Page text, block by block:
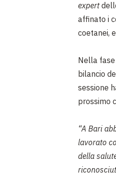
expert
affinato i
coetanei,
Nella
bilancio
sessione
prossimo
“A Bari
lavorato
della